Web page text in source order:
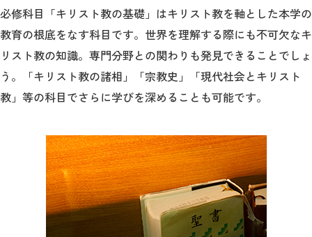
必修科目「キリスト教の基礎」はキリスト教を軸とした本学の
教育の根底をなす科目です。世界を理解する際にも不可欠なキ
リスト教の知識。専門分野との関わりも発見できることでしょ
う。「キリスト教の諸相」「宗教史」「現代社会とキリスト
教」等の科目でさらに学びを深めることも可能です。